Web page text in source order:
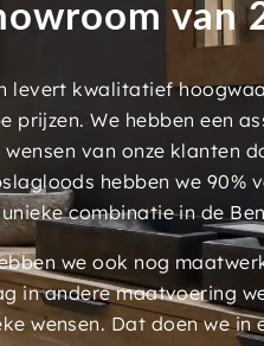
van
levert kwalitatief
prijzen. We hebben een
van onze klanten
hebben we 90%
combinatie in de
we ook nog
in andere maatvoering
wensen. Dat doen we